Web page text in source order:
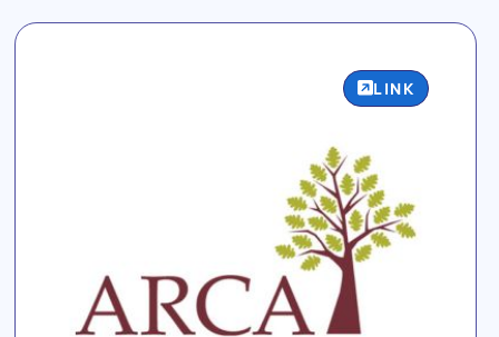
LINK